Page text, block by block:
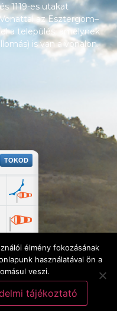
1119-es utakat
az Esztergom–
a település, amelynek
is van a vonalon.
élmény fokozásának
használatával ön a
veszi.
tájékoztató